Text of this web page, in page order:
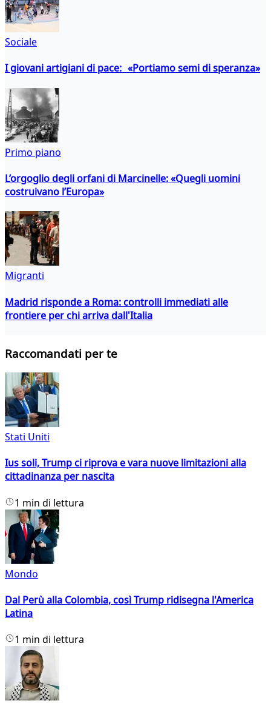
Sociale
I giovani artigiani di pace: «Portiamo semi di speranza»
Primo piano
L’orgoglio degli orfani di Marcinelle: «Quegli uomini
costruivano l’Europa»
Migranti
Madrid risponde a Roma: controlli immediati alle
frontiere per chi arriva dall'Italia
Raccomandati per te
Stati Uniti
Ius soli, Trump ci riprova e vara nuove limitazioni alla
cittadinanza per nascita
1 min di lettura
Mondo
Dal Perù alla Colombia, così Trump ridisegna l'America
Latina
1 min di lettura